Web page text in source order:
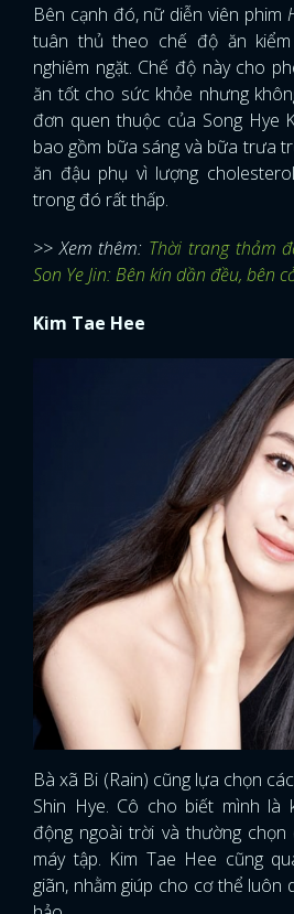
ĐĂNG
Bên cạnh đó, nữ diễn viên phim
tuân thủ theo chế độ ăn
nghiêm ngặt. Chế độ này cho
ăn tốt cho sức khỏe nhưng
đơn quen thuộc của Song Hye
bao gồm bữa sáng và bữa trưa
ăn đậu phụ vì lượng
trong đó rất thấp.
>> Xem thêm: Thời trang thảm
Son Ye Jin: Bên kín dần đều, bên
Kim Tae Hee
Bà xã Bi (Rain) cũng lựa chọn
Shin Hye. Cô cho biết mình là
động ngoài trời và thường
máy tập. Kim Tae Hee cũng
giãn, nhằm giúp cho cơ thể luôn